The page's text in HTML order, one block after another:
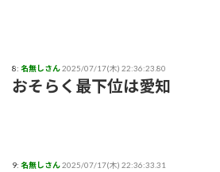
8: 名無しさん2025/07/17(木) 22:36:23.80
おそらく最下位は愛知
9: 名無しさん2025/07/17(木) 22:36:33.31